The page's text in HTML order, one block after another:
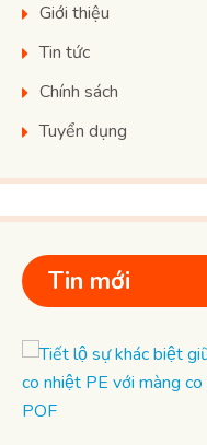
Giới thiệu
Tin tức
Chính sách
Tuyển dụng
Tin mới